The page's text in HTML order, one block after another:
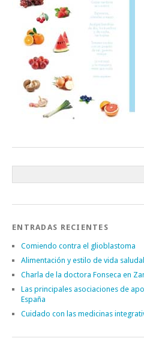
ENTRADAS RECIENTES
Comiendo contra el glioblastoma
Alimentación y estilo de vida
Charla de la doctora Fonseca en
Las principales asociaciones de
España
Cuidado con las medicinas